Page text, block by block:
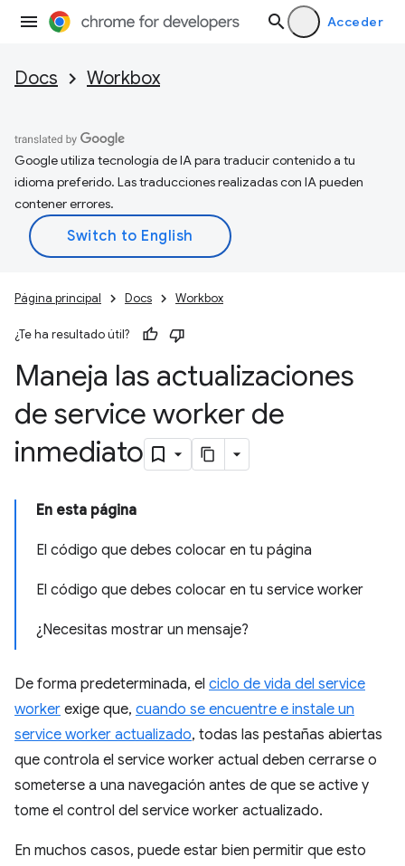
Acceder
Docs Workbox
Google utiliza tecnología de IA para traducir contenido a tu
idioma preferido. Las traducciones realizadas con IA pueden
contener errores.
Página principal Docs Workbox
¿Te ha resultado útil?
Maneja las actualizaciones
de service worker de
inmediato
En esta página
El código que debes colocar en tu página
El código que debes colocar en tu service worker
¿Necesitas mostrar un mensaje?
De forma predeterminada, el ciclo de vida del service
worker exige que, cuando se encuentre e instale un
service worker actualizado, todas las pestañas abiertas
que controla el service worker actual deben cerrarse o
someterse a una navegación antes de que se active y
tome el control del service worker actualizado.
En muchos casos, puede estar bien permitir que esto